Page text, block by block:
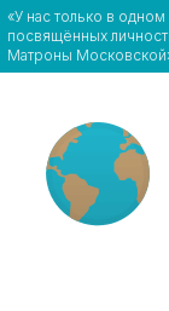
«У нас только в
посвящённых
Матроны